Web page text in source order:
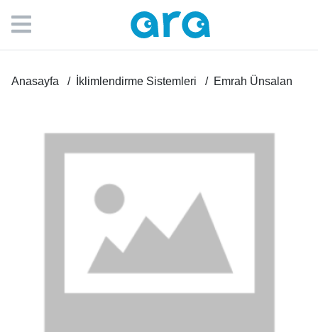
Anasayfa İklimlendirme Sistemleri Emrah Ünsalan